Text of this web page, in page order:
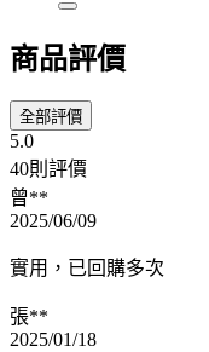
商品評價
全部評價
5.0
40則評價
曾**
2025/06/09
實用，已回購多次
張**
2025/01/18